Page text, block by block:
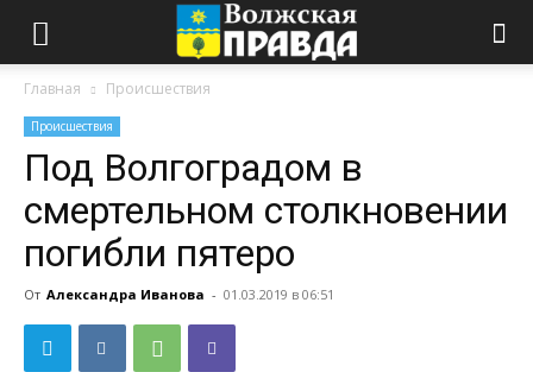
Главная Происшествия
Происшествия
Под Волгоградом в
смертельном столкновении
погибли пятеро
От Александра Иванова - 01.03.2019 в 06:51